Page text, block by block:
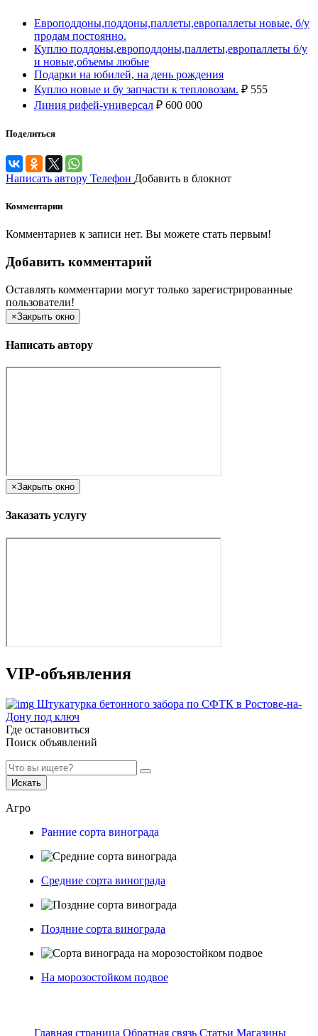
Европоддоны,поддоны,паллеты,европаллеты новые, б/у
продам постоянно.
Куплю поддоны,европоддоны,паллеты,европаллеты б/у
и новые,объемы любые
Подарки на юбилей, на день рождения
Куплю новые и бу запчасти к тепловозам. ₽ 555
Линия рифей-универсал ₽ 600 000
Поделиться
Написать автору Телефон Добавить в блокнот
Комментарии
Комментариев к записи нет. Вы можете стать первым!
Добавить комментарий
Оставлять комментарии могут только зарегистрированные
пользователи!
×Закрыть окно
Написать автору
×Закрыть окно
Заказать услугу
VIP-объявления
Штукатурка бетонного забора по СФТК в Ростове-на-
Дону под ключ
Где остановиться
Поиск объявлений
Искать
Агро
Ранние сорта винограда
Средние сорта винограда
Поздние сорта винограда
На морозостойком подвое
Главная страница Обратная связь Статьи Магазины